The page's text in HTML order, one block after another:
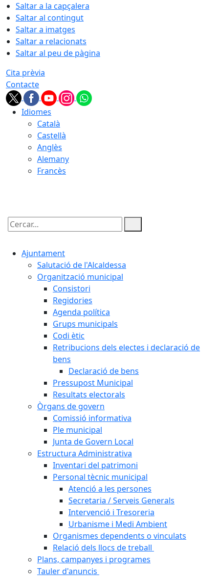
Saltar a la capçalera
Saltar al contingut
Saltar a imatges
Saltar a relacionats
Saltar al peu de pàgina
Cita prèvia
Contacte
Idiomes
Català
Castellà
Anglès
Alemany
Francès
Cercar:
Ajuntament
Salutació de l'Alcaldessa
Organització municipal
Consistori
Regidories
Agenda política
Grups municipals
Codi ètic
Retribucions dels electes i declaració de
bens
Declaració de bens
Pressupost Municipal
Resultats electorals
Òrgans de govern
Comissió informativa
Ple municipal
Junta de Govern Local
Estructura Administrativa
Inventari del patrimoni
Personal tècnic municipal
Atenció a les persones
Secretaria / Serveis Generals
Intervenció i Tresoreria
Urbanisme i Medi Ambient
Organismes dependents o vinculats
Relació dels llocs de treball
Plans, campanyes i programes
Tauler d'anuncis